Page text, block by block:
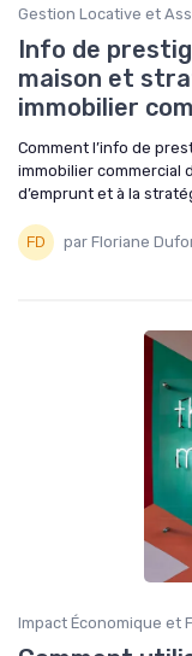
Gestion Locative et
Info de
maison et
immobilier
Comment l’info de
immobilier commercial
d’emprunt et à la
par Floriane
Impact Économique et